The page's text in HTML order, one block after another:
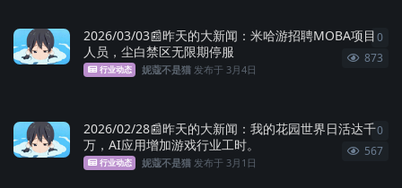
2026/03/03📰昨天的大新闻：米哈游招聘MOBA项目
人员，尘白禁区无限期停服
行业动态 妮蔻不是猫 发布于3月4日
873
0
2026/02/28📰昨天的大新闻：我的花园世界日活达千
万，AI应用增加游戏行业工时。
行业动态 妮蔻不是猫 发布于3月1日
567
0